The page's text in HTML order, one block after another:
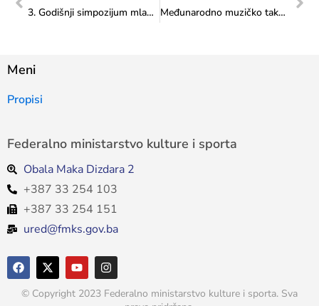
3. Godišnji simpozijum mladih o svjetskom kulturnom nasljeđu (01 – 05. 04. 2020. godine,) Antička Olimpia, Grčka
Međunarodno muzičko takmičenje ARD Minhen 2020 (31. 08 – 18. 09. 2020.)
Meni
Propisi
Federalno ministarstvo kulture i sporta
Obala Maka Dizdara 2
+387 33 254 103
+387 33 254 151
ured@fmks.gov.ba
© Copyright 2023 Federalno ministarstvo kulture i sporta. Sva